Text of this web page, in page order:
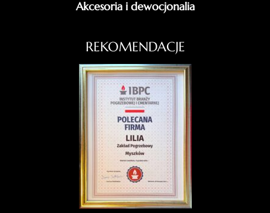
Akcesoria i dewocjonalia
REKOMENDACJE